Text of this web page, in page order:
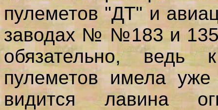
пулеметов "ДТ" и
заводах № №183 и
обязательно, ведь
пулеметов имела
видится лавина